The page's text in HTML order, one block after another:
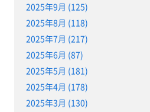
2025年9月 (125)
2025年8月 (118)
2025年7月 (217)
2025年6月 (87)
2025年5月 (181)
2025年4月 (178)
2025年3月 (130)